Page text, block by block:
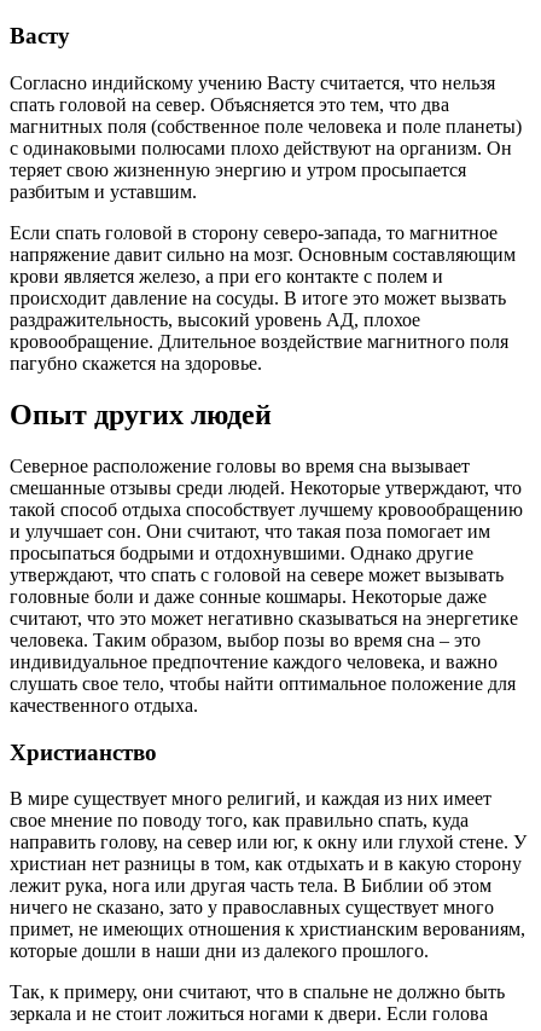
Васту
Согласно индийскому учению Васту считается, что нельзя
спать головой на север. Объясняется это тем, что два
магнитных поля (собственное поле человека и поле планеты)
с одинаковыми полюсами плохо действуют на организм. Он
теряет свою жизненную энергию и утром просыпается
разбитым и уставшим.
Если спать головой в сторону северо-запада, то магнитное
напряжение давит сильно на мозг. Основным составляющим
крови является железо, а при его контакте с полем и
происходит давление на сосуды. В итоге это может вызвать
раздражительность, высокий уровень АД, плохое
кровообращение. Длительное воздействие магнитного поля
пагубно скажется на здоровье.
Опыт других людей
Северное расположение головы во время сна вызывает
смешанные отзывы среди людей. Некоторые утверждают, что
такой способ отдыха способствует лучшему кровообращению
и улучшает сон. Они считают, что такая поза помогает им
просыпаться бодрыми и отдохнувшими. Однако другие
утверждают, что спать с головой на севере может вызывать
головные боли и даже сонные кошмары. Некоторые даже
считают, что это может негативно сказываться на энергетике
человека. Таким образом, выбор позы во время сна – это
индивидуальное предпочтение каждого человека, и важно
слушать свое тело, чтобы найти оптимальное положение для
качественного отдыха.
Христианство
В мире существует много религий, и каждая из них имеет
свое мнение по поводу того, как правильно спать, куда
направить голову, на север или юг, к окну или глухой стене. У
христиан нет разницы в том, как отдыхать и в какую сторону
лежит рука, нога или другая часть тела. В Библии об этом
ничего не сказано, зато у православных существует много
примет, не имеющих отношения к христианским верованиям,
которые дошли в наши дни из далекого прошлого.
Так, к примеру, они считают, что в спальне не должно быть
зеркала и не стоит ложиться ногами к двери. Если голова